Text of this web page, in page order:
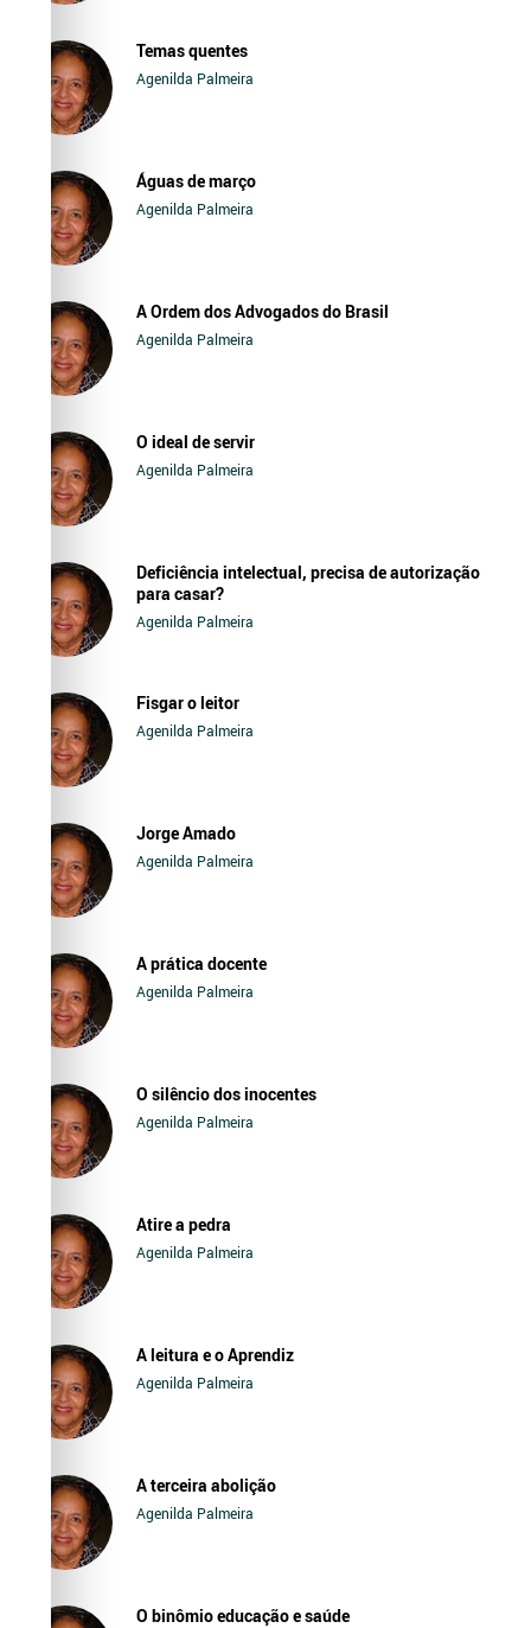
Temas quentes
Agenilda Palmeira
Águas de março
Agenilda Palmeira
A Ordem dos Advogados do Brasil
Agenilda Palmeira
O ideal de servir
Agenilda Palmeira
Deficiência intelectual, precisa de autorização
para casar?
Agenilda Palmeira
Fisgar o leitor
Agenilda Palmeira
Jorge Amado
Agenilda Palmeira
A prática docente
Agenilda Palmeira
O silêncio dos inocentes
Agenilda Palmeira
Atire a pedra
Agenilda Palmeira
A leitura e o Aprendiz
Agenilda Palmeira
A terceira abolição
Agenilda Palmeira
O binômio educação e saúde